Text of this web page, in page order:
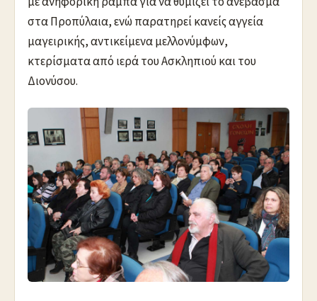
στα Προπύλαια, ενώ παρατηρεί κανείς αγγεία
μαγειρικής, αντικείμενα μελλονύμφων,
κτερίσματα από ιερά του Ασκληπιού και του
Διονύσου.